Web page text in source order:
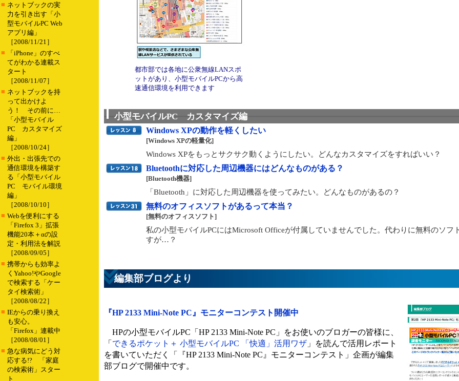
■ ネットブックの実
力を引き出す「小
型モバイルPC Web
アプリ編」
［2008/11/21］
■
「iPhone」のすべ
てがわかる連載ス
タート
［2008/11/07］
■ ネットブックを持
って出かけよ
う！ その前に…
「小型モバイル
PC カスタマイズ
編」
［2008/10/24］
■ 外出・出張先での
通信環境を構築す
る「小型モバイル
PC モバイル環境
編」
［2008/10/10］
■ Webを便利にする
「Firefox 3」拡張
機能20本＋αの設
定・利用法を解説
［2008/09/05］
■ 携帯からも効率よ
くYahoo!やGoogle
で検索する「ケー
タイ検索術」
［2008/08/22］
■ IEからの乗り換え
も安心。
「Firefox」連載中
［2008/08/01］
■ 急な病気にどう対
応する!? 「家庭
の検索術」スター
ト
都市部では各地に公衆無線LANスポ
ットがあり、小型モバイルPCから高
速通信環境を利用できます
小型モバイルPC カスタマイズ編
Windows XPの動作を軽くしたい
[Windows XPの軽量化]
Windows XPをもっとサクサク動くようにしたい。どんなカスタマイズをすればいい？
Bluetoothに対応した周辺機器にはどんなものがある？
[Bluetooth機器]
「Bluetooth」に対応した周辺機器を使ってみたい。どんなものがあるの？
無料のオフィスソフトがあるって本当？
[無料のオフィスソフト]
私の小型モバイルPCにはMicrosoft Officeが付属していませんでした。代わりに無料のソフ
すが…？
編集部ブログより
『HP 2133 Mini-Note PC』モニターコンテスト開催中
HPの小型モバイルPC「HP 2133 Mini-Note PC」をお使いのブロガーの皆様に、
「 できるポケット＋ 小型モバイルPC 「快適」活用ワザ 」を読んで活用レポート
を書いていただく「『HP 2133 Mini-Note PC』モニターコンテスト」企画が編集
部ブログで開催中です。